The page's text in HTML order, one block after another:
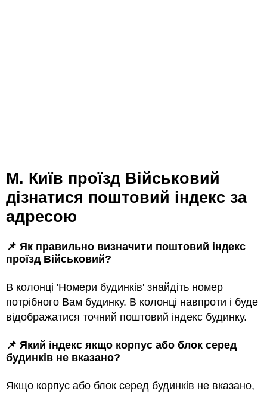
м. Київ проїзд Військовий
дізнатися поштовий індекс за
адресою
📌 Як правильно визначити поштовий індекс
проїзд Військовий?
В колонці 'Номери будинків' знайдіть номер
потрібного Вам будинку. В колонці навпроти і буде
відображатися точний поштовий індекс будинку.
📌 Який індекс якщо корпус або блок серед
будинкiв не вказано?
Якщо корпус або блок серед будинкiв не вказано,